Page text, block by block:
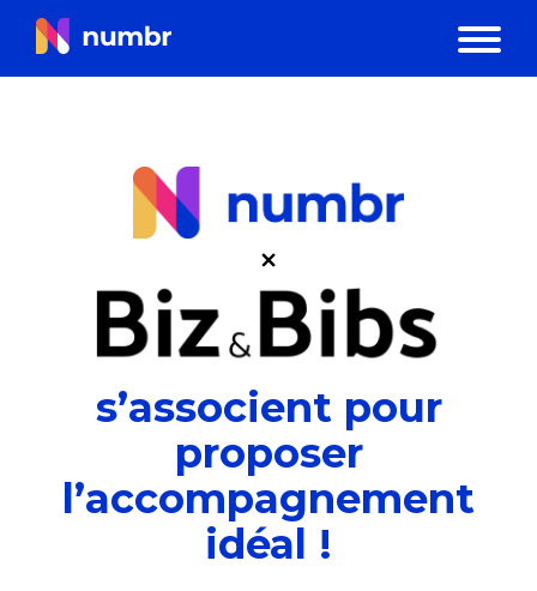
s’associent pour
proposer
l’accompagnement
idéal !